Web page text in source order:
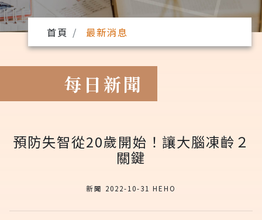
首頁 最新消息
每日新聞
預防失智從20歲開始！讓大腦凍齡２
關鍵
新聞 2022-10-31 HEHO